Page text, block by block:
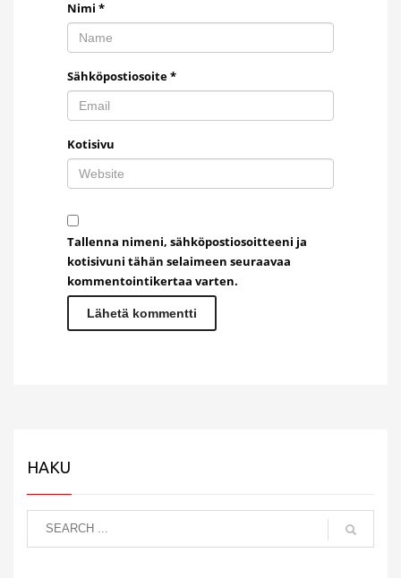
Nimi *
Sähköpostiosoite*
Kotisivu
Tallenna nimeni, sähköpostiosoitteeni ja
kotisivuni tähän selaimeen seuraavaa
kommentointikertaa varten.
HAKU